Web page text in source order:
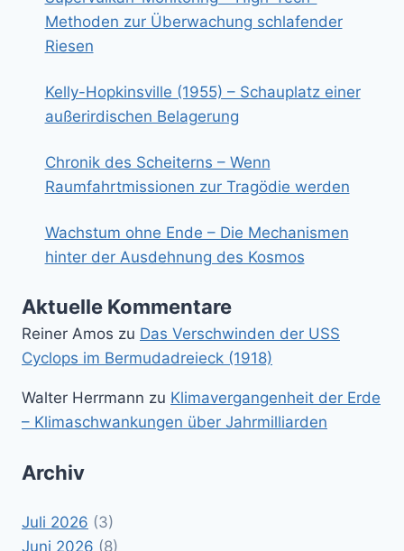
Methoden zur Überwachung schlafender
Riesen
Kelly-Hopkinsville (1955) – Schauplatz einer
außerirdischen Belagerung
Chronik des Scheiterns – Wenn
Raumfahrtmissionen zur Tragödie werden
Wachstum ohne Ende – Die Mechanismen
hinter der Ausdehnung des Kosmos
Aktuelle Kommentare
Reiner Amos zu Das Verschwinden der USS
Cyclops im Bermudadreieck (1918)
Walter Herrmann zu Klimavergangenheit der Erde
– Klimaschwankungen über Jahrmilliarden
Archiv
Juli 2026 (3)
Juni 2026 (8)